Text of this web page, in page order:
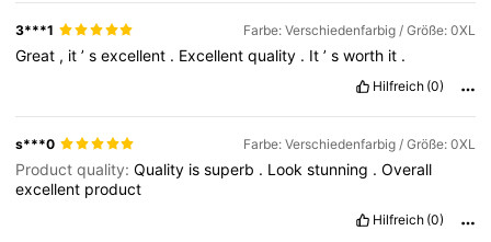
3***1 Farbe: Verschiedenfarbig / Größe: 0XL
Great , it’sexcellent . Excellentquality . It’sworth it .
Hilfreich (0)
s***0 Farbe: Verschiedenfarbig / Größe: 0XL
Product quality:Quality issuperb . Lookstunning .Overall
excellent product
Hilfreich (0)